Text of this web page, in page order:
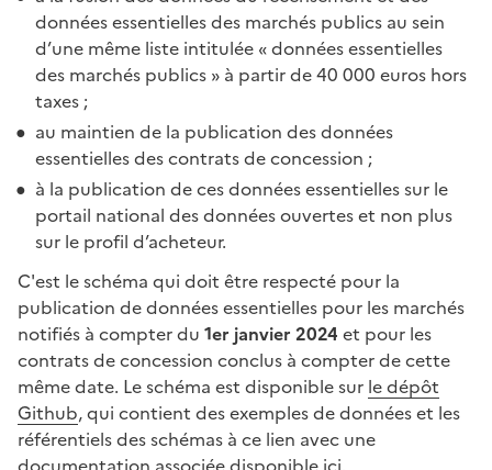
données essentielles des marchés publics au sein
d’une même liste intitulée « données essentielles
des marchés publics » à partir de 40 000 euros hors
taxes ;
au maintien de la publication des données
essentielles des contrats de concession ;
à la publication de ces données essentielles sur le
portail national des données ouvertes et non plus
sur le profil d’acheteur.
C'est le schéma qui doit être respecté pour la
publication de données essentielles pour les marchés
notifiés à compter du 1er janvier 2024 et pour les
contrats de concession conclus à compter de cette
même date. Le schéma est disponible sur le dépôt
Github, qui contient des exemples de données et les
référentiels des schémas à ce lien avec une
documentation associéedisponible ici.